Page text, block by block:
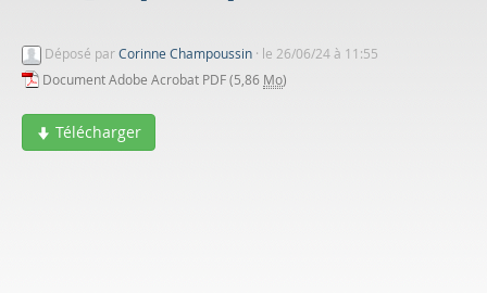
Déposé parCorinne Champoussin · le 26/06/24 à 11:55
Document Adobe Acrobat PDF (5,86 Mo)
Télécharger